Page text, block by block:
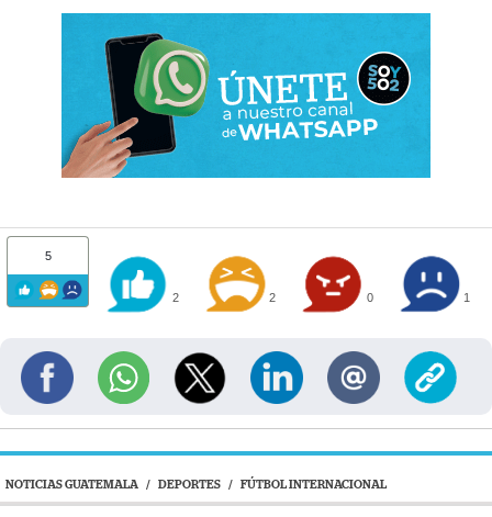
5
2 2 0 1
NOTICIAS GUATEMALA / DEPORTES / FÚTBOL INTERNACIONAL